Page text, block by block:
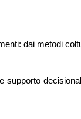
dai metodi
supporto